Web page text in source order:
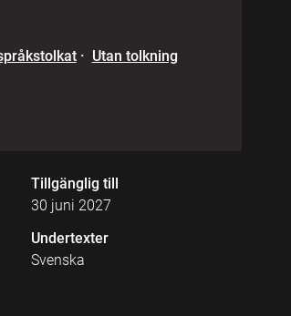
· Utan tolkning
Tillgänglig till
30 juni 2027
Undertexter
Svenska